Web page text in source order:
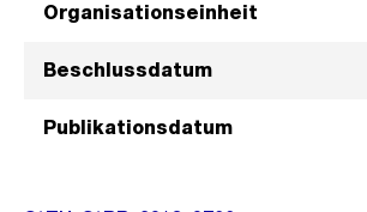
Organisationseinheit
Beschlussdatum
Publikationsdatum